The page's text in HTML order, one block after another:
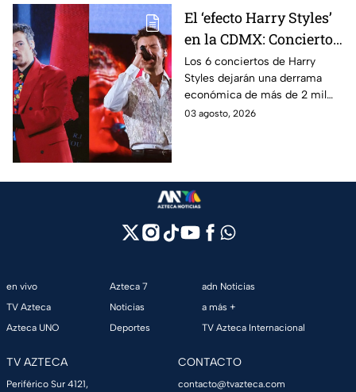
El ‘efecto Harry Styles’
en la CDMX: Conciertos
dejarán derrama de
más de 2 mil millones
de pesos
Los 6 conciertos de Harry
Styles dejarán una derrama
económica de más de 2 mil
millones de pesos en CDMX,
03 agosto, 2026
en vivo
TV Azteca
Azteca UNO
Azteca 7
Noticias
Deportes
adn Noticias
a más +
TV Azteca Internacional
TV AZTECA
Periférico Sur 4121,
CONTACTO
contacto@tvazteca.com